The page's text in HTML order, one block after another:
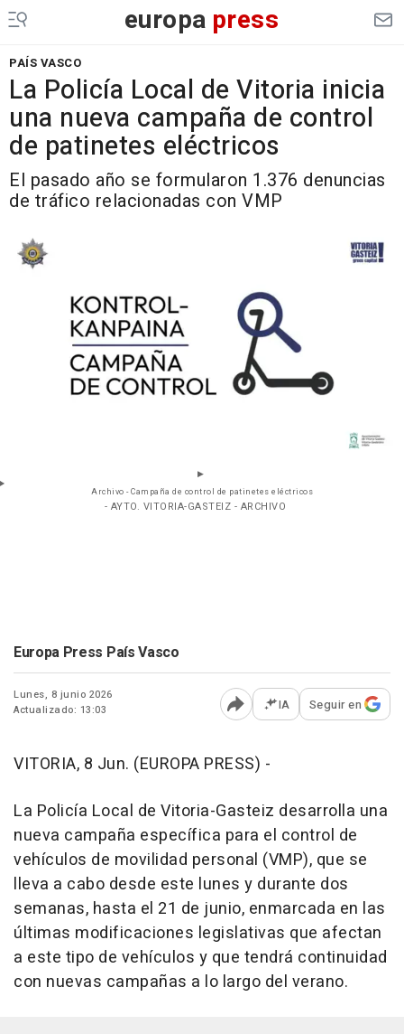
europa press
PAÍS VASCO
La Policía Local de Vitoria inicia
una nueva campaña de control
de patinetes eléctricos
El pasado año se formularon 1.376 denuncias
de tráfico relacionadas con VMP
Archivo - Campaña de control de patinetes eléctricos
- AYTO. VITORIA-GASTEIZ - ARCHIVO
Europa Press País Vasco
Lunes, 8 junio 2026
Actualizado: 13:03
Abrir opciones para
IA Seguir en
VITORIA, 8 Jun. (EUROPA PRESS) -
La Policía Local de Vitoria-Gasteiz desarrolla una
nueva campaña específica para el control de
vehículos de movilidad personal (VMP), que se
lleva a cabo desde este lunes y durante dos
semanas, hasta el 21 de junio, enmarcada en las
últimas modificaciones legislativas que afectan
a este tipo de vehículos y que tendrá continuidad
con nuevas campañas a lo largo del verano.